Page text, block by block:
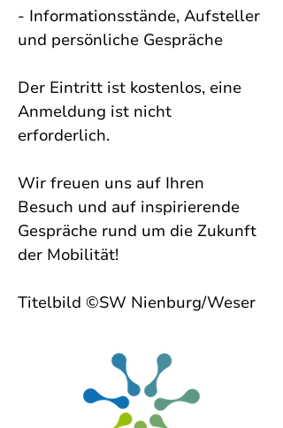
- Informationsstände, Aufsteller
und persönliche Gespräche
Der Eintritt ist kostenlos, eine
Anmeldung ist nicht
erforderlich.
Wir freuen uns auf Ihren
Besuch und auf inspirierende
Gespräche rund um die Zukunft
der Mobilität!
Titelbild ©SW Nienburg/Weser